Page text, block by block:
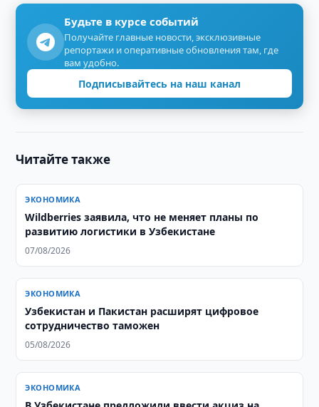
Будьте в курсе событий
Получайте главные новости, эксклюзивные
репортажи и оперативные обновления там, где
вам удобно.
Подписывайтесь на наш канал
Читайте также
ЭКОНОМИКА
Wildberries заявила, что не меняет планы по
развитию логистики в Узбекистане
07/08/2026
ЭКОНОМИКА
Узбекистан и Пакистан расширят цифровое
сотрудничество таможен
05/08/2026
ЭКОНОМИКА